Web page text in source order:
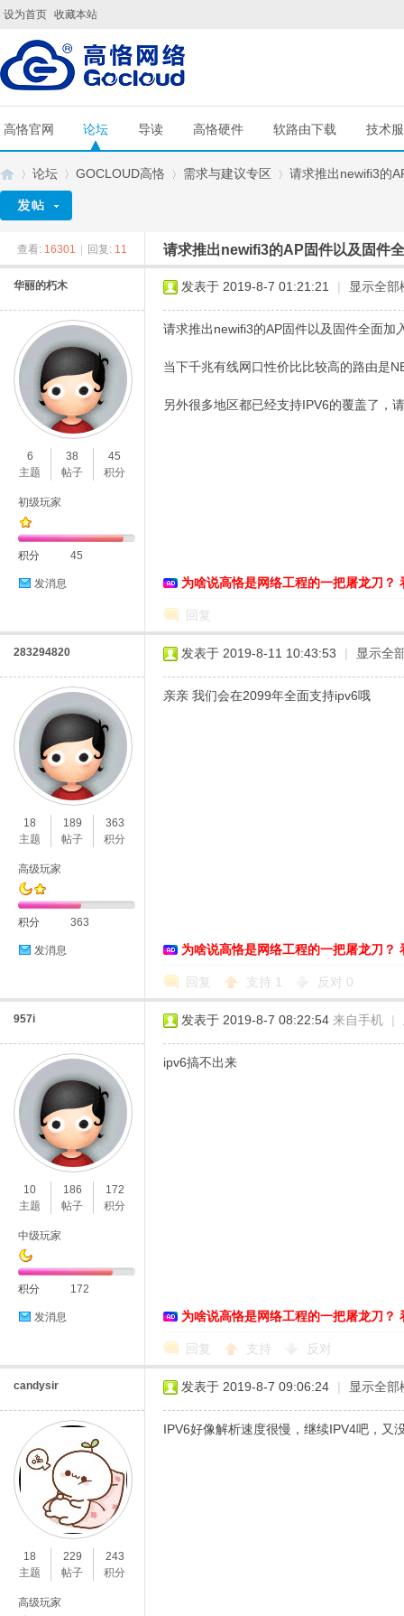
设为首页 收藏本站
高恪官网 论坛 导读 高恪硬件 软路由下载 技术
»
论坛
›
GOCLOUD高恪
›
需求与建议专区
›
请求推出newifi3的
查看: 16301 回复: 11 请求推出newifi3的AP固件以及固件
华丽的朽木
6
主题
38
帖子
45
积分
初级玩家
积分 45
发消息
发表于 2019-8-7 01:21:21 | 显示全部
请求推出newifi3的AP固件以及固件全面加
当下千兆有线网口性价比比较高的路由是
另外很多地区都已经支持IPV6的覆盖了，
为啥说高恪是网络工程的一把屠龙刀？
回复
283294820
18
主题
189
帖子
363
积分
高级玩家
积分 363
发消息
发表于 2019-8-11 10:43:53 | 显示全
亲亲 我们会在2099年全面支持ipv6哦
为啥说高恪是网络工程的一把屠龙刀？
回复 支持 1 反对 0
957i
10
主题
186
帖子
172
积分
中级玩家
积分 172
发消息
发表于 2019-8-7 08:22:54 来自手机 |
ipv6搞不出来
为啥说高恪是网络工程的一把屠龙刀？
回复 支持 反对
candysir
18
主题
229
帖子
243
积分
高级玩家
发表于 2019-8-7 09:06:24 | 显示全部
IPV6好像解析速度很慢，继续IPV4吧，又